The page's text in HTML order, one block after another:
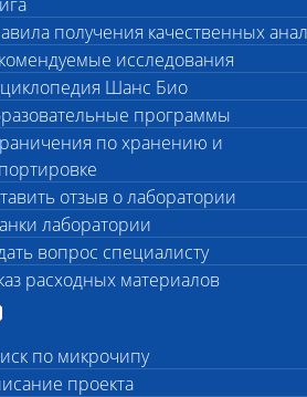
получения качественных
исследования
Шанс Био
программы
по хранению и
отзыв о лаборатории
лаборатории
вопрос специалисту
расходных материалов
по микрочипу
проекта
бумаге, высушенная для
с 10% раствором формалина
в лаборатории!
10-30 мл
(К2ЭДТА)
с активатором свертывания
геля